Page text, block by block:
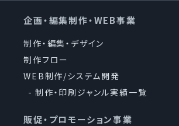
企画・編集制作・WEB事業
制作・編集・デザイン
制作フロー
WEB制作/システム開発
制作・印刷ジャンル実績一覧
販促・プロモーション事業